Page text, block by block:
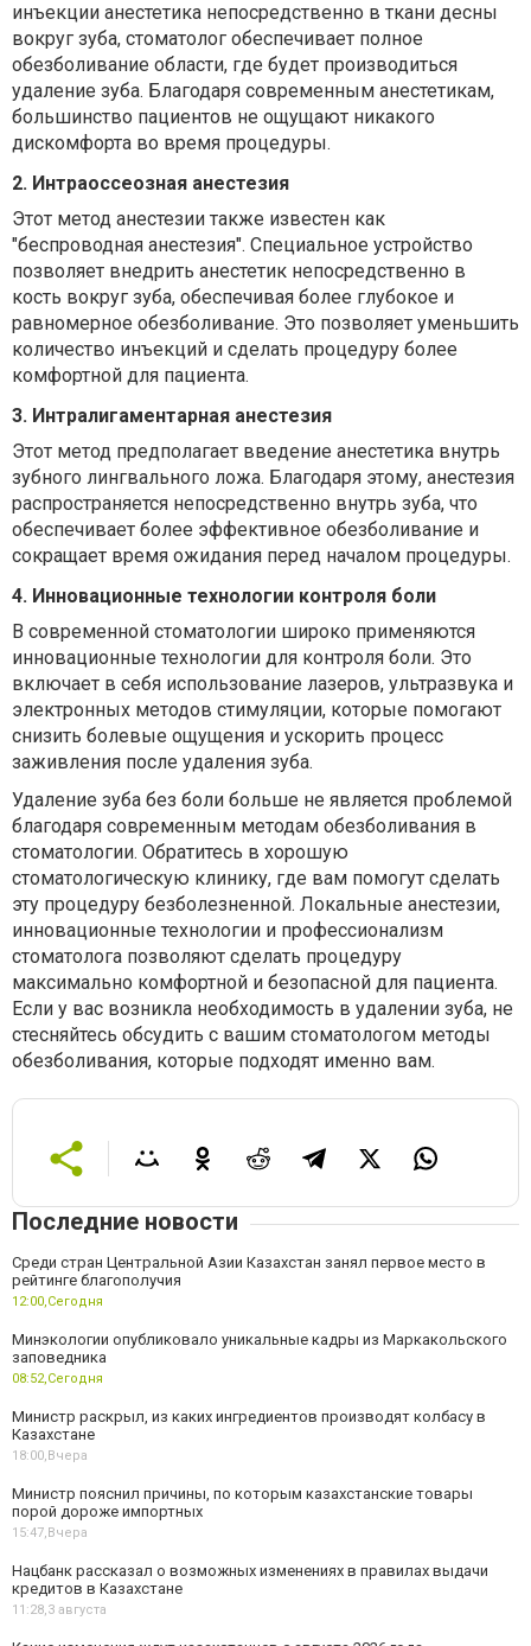
инъекции анестетика непосредственно в ткани десны
вокруг зуба, стоматолог обеспечивает полное
обезболивание области, где будет производиться
удаление зуба. Благодаря современным анестетикам,
большинство пациентов не ощущают никакого
дискомфорта во время процедуры.
2. Интраоссеозная анестезия
Этот метод анестезии также известен как
"беспроводная анестезия". Специальное устройство
позволяет внедрить анестетик непосредственно в
кость вокруг зуба, обеспечивая более глубокое и
равномерное обезболивание. Это позволяет уменьшить
количество инъекций и сделать процедуру более
комфортной для пациента.
3. Интралигаментарная анестезия
Этот метод предполагает введение анестетика внутрь
зубного лингвального ложа. Благодаря этому, анестезия
распространяется непосредственно внутрь зуба, что
обеспечивает более эффективное обезболивание и
сокращает время ожидания перед началом процедуры.
4. Инновационные технологии контроля боли
В современной стоматологии широко применяются
инновационные технологии для контроля боли. Это
включает в себя использование лазеров, ультразвука и
электронных методов стимуляции, которые помогают
снизить болевые ощущения и ускорить процесс
заживления после удаления зуба.
Удаление зуба без боли больше не является проблемой
благодаря современным методам обезболивания в
стоматологии. Обратитесь в хорошую
стоматологическую клинику, где вам помогут сделать
эту процедуру безболезненной. Локальные анестезии,
инновационные технологии и профессионализм
стоматолога позволяют сделать процедуру
максимально комфортной и безопасной для пациента.
Если у вас возникла необходимость в удалении зуба, не
стесняйтесь обсудить с вашим стоматологом методы
обезболивания, которые подходят именно вам.
Последние новости
Среди стран Центральной Азии Казахстан занял первое место в
рейтинге благополучия
12:00,Сегодня
Минэкологии опубликовало уникальные кадры из Маркакольского
заповедника
08:52,Сегодня
Министр раскрыл, из каких ингредиентов производят колбасу в
Казахстане
18:00, Вчера
Министр пояснил причины, по которым казахстанские товары
порой дороже импортных
15:47, Вчера
Нацбанк рассказал о возможных изменениях в правилах выдачи
кредитов в Казахстане
11:28,3 августа